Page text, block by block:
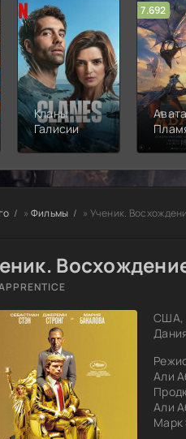
Кланы
Галисии
7.692
пепел
» Фильмы » Ученик.
США,
Али
Али
Марк